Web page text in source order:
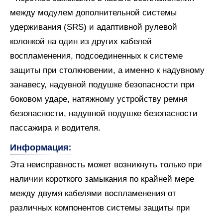
между модулем дополнительной системы
удерживания (SRS) и адаптивной рулевой
колонкой на один из других кабелей
воспламенения, подсоединенных к системе
защиты при столкновении, а именно к надувному
занавесу, надувной подушке безопасности при
боковом ударе, натяжному устройству ремня
безопасности, надувной подушке безопасности
пассажира и водителя.
Информация:
Эта неисправность может возникнуть только при
наличии короткого замыкания по крайней мере
между двумя кабелями воспламенения от
различных компонентов системы защиты при